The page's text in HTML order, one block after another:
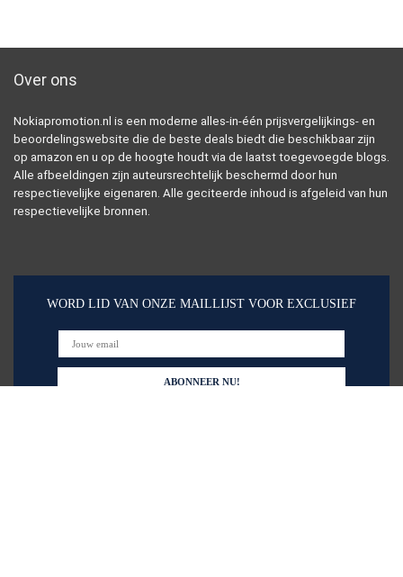
Over ons
Nokiapromotion.nl is een moderne alles-in-één prijsvergelijkings- en
beoordelingswebsite die de beste deals biedt die beschikbaar zijn
op amazon en u op de hoogte houdt via de laatst toegevoegde blogs.
Alle afbeeldingen zijn auteursrechtelijk beschermd door hun
respectievelijke eigenaren. Alle geciteerde inhoud is afgeleid van hun
respectievelijke bronnen.
WORD LID VAN ONZE MAILLIJST VOOR EXCLUSIEF